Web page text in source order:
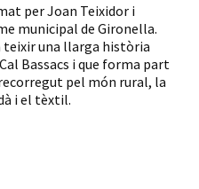
per Joan Teixidor i
municipal de Gironella.
teixir una llarga història
Bassacs i que forma part
pel món rural, la
i el tèxtil.